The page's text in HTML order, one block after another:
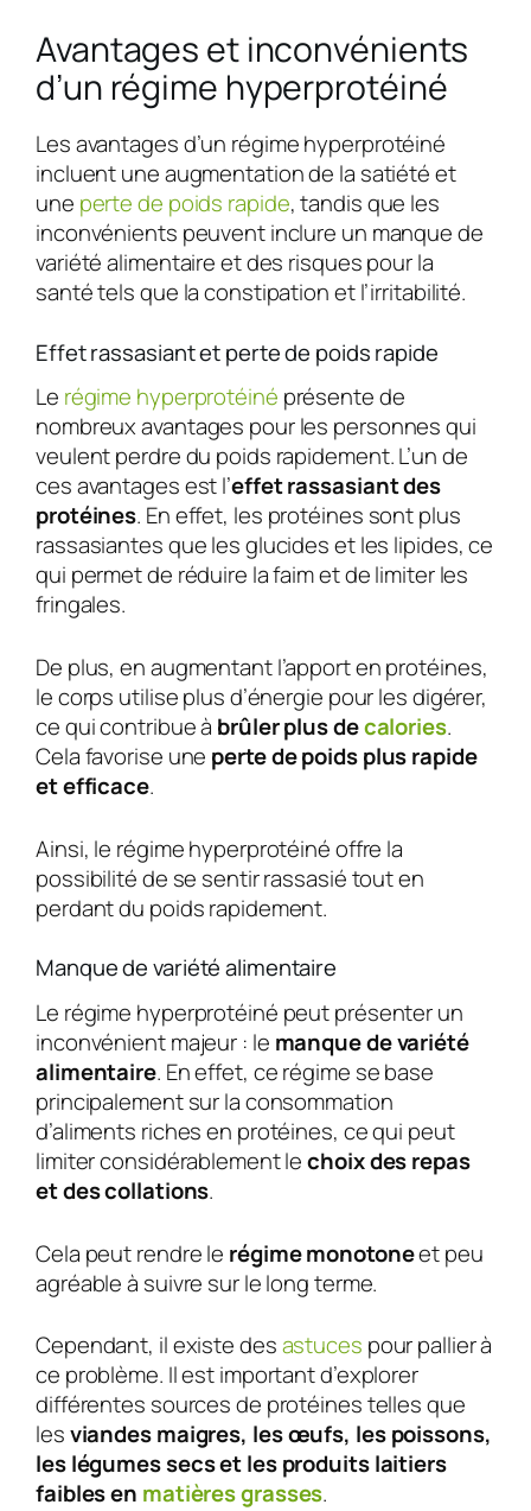
Avantages et inconvénients
d’un régime hyperprotéiné
Les avantages d’un régime hyperprotéiné
incluent une augmentation de la satiété et
une perte de poids rapide, tandis que les
inconvénients peuvent inclure un manque de
variété alimentaire et des risques pour la
santé tels que la constipation et l’irritabilité.
Effet rassasiant et perte de poids rapide
Le régime hyperprotéiné présente de
nombreux avantages pour les personnes qui
veulent perdre du poids rapidement. L’un de
ces avantages est l’effet rassasiant des
protéines. En effet, les protéines sont plus
rassasiantes que les glucides et les lipides, ce
qui permet de réduire la faim et de limiter les
fringales.
De plus, en augmentant l’apport en protéines,
le corps utilise plus d’énergie pour les digérer,
ce qui contribue à brûler plus decalories.
Cela favorise une perte de poids plus rapide
et efficace.
Ainsi, le régime hyperprotéiné offre la
possibilité de se sentir rassasié tout en
perdant du poids rapidement.
Manque de variété alimentaire
Le régime hyperprotéiné peut présenter un
inconvénient majeur : le manque de variété
alimentaire. En effet, ce régime se base
principalement sur la consommation
d’aliments riches en protéines, ce qui peut
limiter considérablement lechoix des repas
et des collations.
Cela peut rendre le régime monotoneet peu
agréable à suivre sur le long terme.
Cependant, il existe desastuces pour pallier à
ce problème. Il est important d’explorer
différentes sources de protéines telles que
lesviandes maigres, les œufs, les poissons,
les légumes secs et les produits laitiers
faibles en matières grasses.